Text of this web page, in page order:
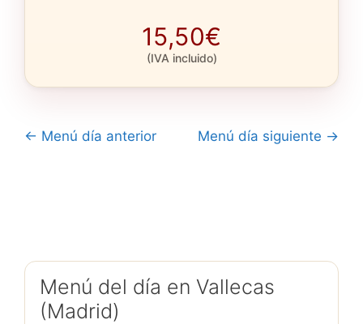
15,50€
(IVA incluido)
← Menú día anterior Menú día siguiente →
Menú del día en Vallecas
(Madrid)